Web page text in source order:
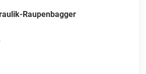
Raupenbagger